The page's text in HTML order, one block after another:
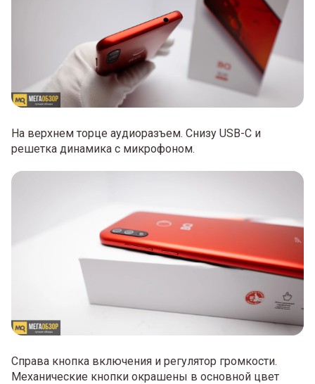
На верхнем торце аудиоразъем. Снизу USB-С и
решетка динамика с микрофоном.
Справа кнопка включения и регулятор громкости.
Механические кнопки окрашены в основной цвет